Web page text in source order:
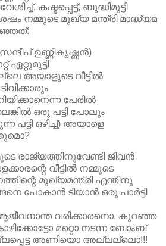
കഷ്ടപ്പെട്ട്‌, ബുദ്ധിമുട്ടി
നമ്മുടെ മുഖ്യ മന്ത്രി മാദ്ധ്യമ
ഉണ്ണികൃഷ്ണന്‍)
ഏറ്റുമുട്ടി
അയാളുടെ വീട്ടില്‍
പേരില്‍
ഒരു പട്ടി പോലും
പട്ടി ഒഴിച്ച്‌) അയാളെ
രാജ്യത്തിനുവേണ്ടി ജീവന്‍
വീട്ടില്‍ നമ്മുടെ
മുഖ്യമന്ത്രി എന്തിനു
പോകാന്‍ ടിയാന്‍ ഒരു പാര്‍ട്ടി
ആജീവനാന്ത വരിക്കാരനൊ, കുറഞ്ഞ
മറ്റൊ നടന്ന ബോംബ്‌
അണിയൊ അല്ലല്ലൊ!!!